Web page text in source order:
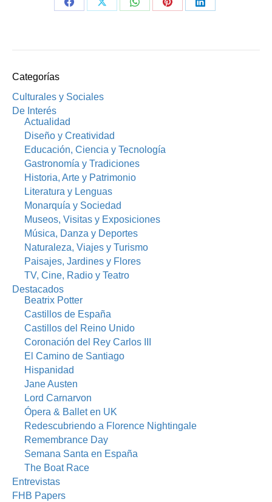
Share
Share
Share
Share
Share
Categorías
Culturales y Sociales
De Interés
Actualidad
Diseño y Creatividad
Educación, Ciencia y Tecnología
Gastronomía y Tradiciones
Historia, Arte y Patrimonio
Literatura y Lenguas
Monarquía y Sociedad
Museos, Visitas y Exposiciones
Música, Danza y Deportes
Naturaleza, Viajes y Turismo
Paisajes, Jardines y Flores
TV, Cine, Radio y Teatro
Destacados
Beatrix Potter
Castillos de España
Castillos del Reino Unido
Coronación del Rey Carlos III
El Camino de Santiago
Hispanidad
Jane Austen
Lord Carnarvon
Ópera & Ballet en UK
Redescubriendo a Florence Nightingale
Remembrance Day
Semana Santa en España
The Boat Race
Entrevistas
FHB Papers